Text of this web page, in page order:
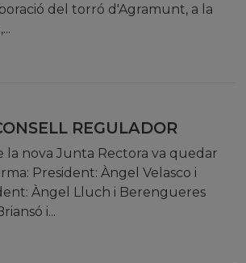
del torró d'Agramunt, a la
REGULADOR
la nova Junta Rectora va quedar
President: Àngel Velasco i
Àngel Lluch i Berengueres
i...